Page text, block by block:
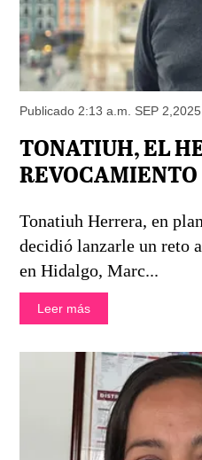
Publicado 2:13 a.m. SEP 2,2025
TONATIUH, EL
REVOCAMIENTO
Tonatiuh Herrera, en
decidió lanzarle un reto
en Hidalgo, Marc...
Leer más